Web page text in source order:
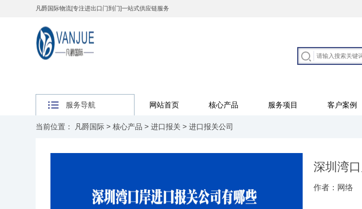
凡爵国际物流[专注进出口门到门]一站式供应链服务
服务导航 网站首页 核心产品 服务项目 客户案例
当前位置： 凡爵国际 > 核心产品 > 进口报关 > 进口报关公司
深圳湾
作者：网络